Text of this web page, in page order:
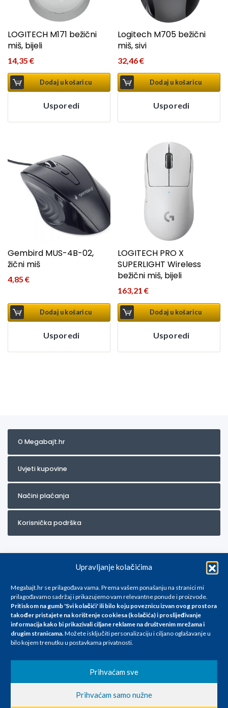
Upravljanje kolačićima
Megabajt.hr se prilagođava vama. Prema vašem ponašanju na stranici mi
prilagođavamo sadržaj i prikazujemo vam relevantne ponude i proizvode.
Pritiskom na gumb 'Svi kolačići' ili bilo koju poveznicu izvan ovog prostora
također pristajete na korištenje cookiesa (kolačića) i proslijeđivanje
informacija kako bi prikazivali ciljane reklame na društvenim mrežama i
drugim stranicama.Možete isključiti personalizaciju i ciljano oglašavanje u
bilo kojem trenutku u postavkama privatnosti.
Prihvaćam sve
Prihvaćam samo nužne
LOGITECH M171 bežični
miš, bijeli
14,35 €
Dodaj u košaricu
Usporedi
Logitech M705 bežični
miš, sivi
32,46€
Dodaj u košaricu
Usporedi
Gembird MUS-4B-02,
žični miš
4,85 €
Dodaj u košaricu
Usporedi
LOGITECH PRO X
SUPERLIGHT Wireless
bežični miš, bijeli
163,21€
Dodaj u košaricu
Usporedi
O Megabajt.hr
Uvjeti kupovine
Načini plaćanja
Korisnička podrška
Za artikle kojih trenutno nema u ponudi obratite nam se na
info@megabajt.hr. Sve cijene su informativnog karaktera i podložne su
promjenama, a
iskazane su za avansno plaćanje(gotovina) u Eurima i uključuju PDV. Sve
se razlikovati od cijena u našim poslovnicama. Trudimo se dati što bolji
i točniji opis i sliku. Unatoč tome, ne možemo garantirati da su svi
nastale u opisu proizvoda, greške prilikom štampanja te promjene